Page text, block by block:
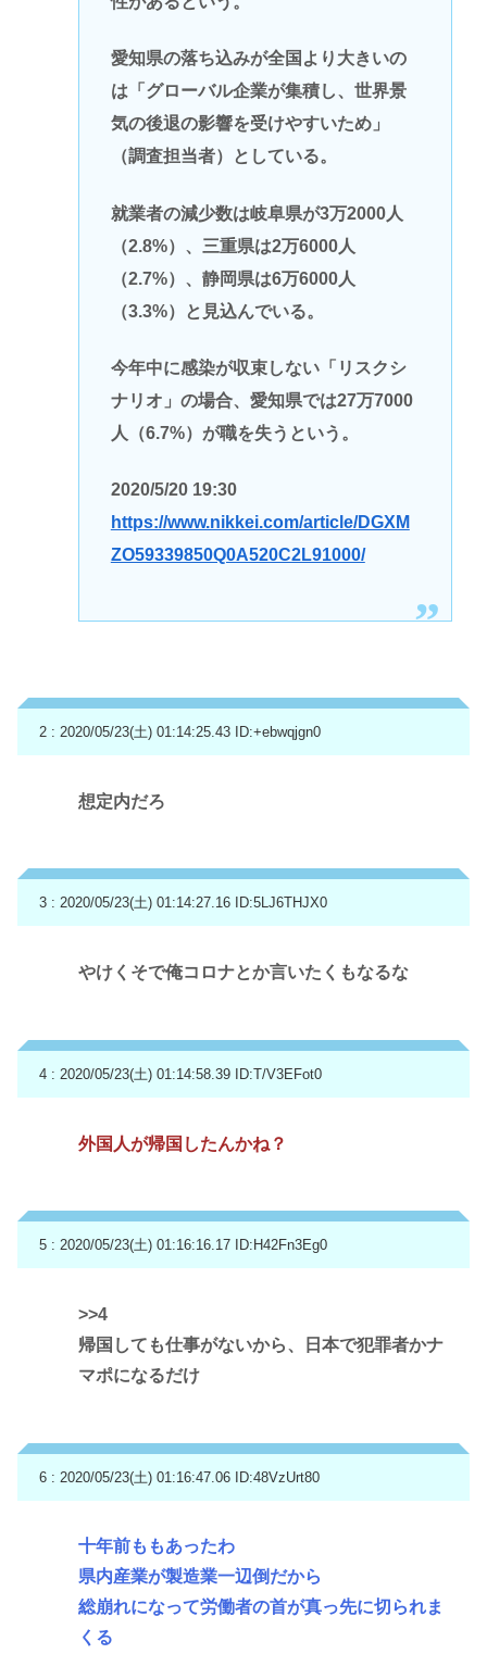
愛知県の落ち込みが全国より大きいの
は「グローバル企業が集積し、世界景
気の後退の影響を受けやすいため」
（調査担当者）としている。
就業者の減少数は岐阜県が3万2000人
（2.8%）、三重県は2万6000人
（2.7%）、静岡県は6万6000人
（3.3%）と見込んでいる。
今年中に感染が収束しない「リスクシ
ナリオ」の場合、愛知県では27万7000
人（6.7%）が職を失うという。
2020/5/20 19:30
https://www.nikkei.com/article/DGXM
ZO59339850Q0A520C2L91000/
2 : 2020/05/23(土) 01:14:25.43 ID:+ebwqjgn0
想定内だろ
3 : 2020/05/23(土) 01:14:27.16 ID:5LJ6THJX0
やけくそで俺コロナとか言いたくもなるな
4 : 2020/05/23(土) 01:14:58.39 ID:T/V3EFot0
外国人が帰国したんかね？
5 : 2020/05/23(土) 01:16:16.17 ID:H42Fn3Eg0
>>4
帰国しても仕事がないから、日本で犯罪者かナ
マポになるだけ
6 : 2020/05/23(土) 01:16:47.06 ID:48VzUrt80
十年前ももあったわ
県内産業が製造業一辺倒だから
総崩れになって労働者の首が真っ先に切られま
くる